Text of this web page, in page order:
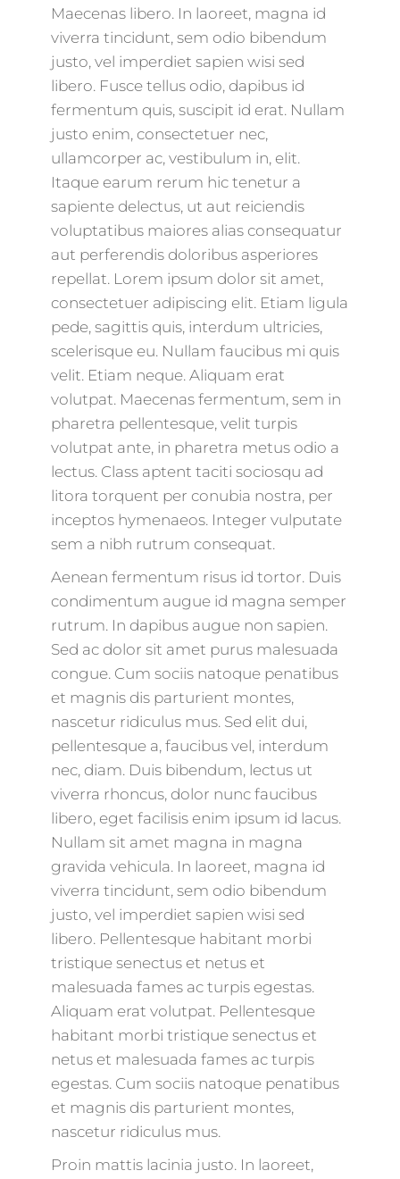
Maecenas libero. In laoreet, magna id
viverra tincidunt, sem odio bibendum
justo, vel imperdiet sapien wisi sed
libero. Fusce tellus odio, dapibus id
fermentum quis, suscipit id erat. Nullam
justo enim, consectetuer nec,
ullamcorper ac, vestibulum in, elit.
Itaque earum rerum hic tenetur a
sapiente delectus, ut aut reiciendis
voluptatibus maiores alias consequatur
aut perferendis doloribus asperiores
repellat. Lorem ipsum dolor sit amet,
consectetuer adipiscing elit. Etiam ligula
pede, sagittis quis, interdum ultricies,
scelerisque eu. Nullam faucibus mi quis
velit. Etiam neque. Aliquam erat
volutpat. Maecenas fermentum, sem in
pharetra pellentesque, velit turpis
volutpat ante, in pharetra metus odio a
lectus. Class aptent taciti sociosqu ad
litora torquent per conubia nostra, per
inceptos hymenaeos. Integer vulputate
sem a nibh rutrum consequat.
Aenean fermentum risus id tortor. Duis
condimentum augue id magna semper
rutrum. In dapibus augue non sapien.
Sed ac dolor sit amet purus malesuada
congue. Cum sociis natoque penatibus
et magnis dis parturient montes,
nascetur ridiculus mus. Sed elit dui,
pellentesque a, faucibus vel, interdum
nec, diam. Duis bibendum, lectus ut
viverra rhoncus, dolor nunc faucibus
libero, eget facilisis enim ipsum id lacus.
Nullam sit amet magna in magna
gravida vehicula. In laoreet, magna id
viverra tincidunt, sem odio bibendum
justo, vel imperdiet sapien wisi sed
libero. Pellentesque habitant morbi
tristique senectus et netus et
malesuada fames ac turpis egestas.
Aliquam erat volutpat. Pellentesque
habitant morbi tristique senectus et
netus et malesuada fames ac turpis
egestas. Cum sociis natoque penatibus
et magnis dis parturient montes,
nascetur ridiculus mus.
Proin mattis lacinia justo. In laoreet,